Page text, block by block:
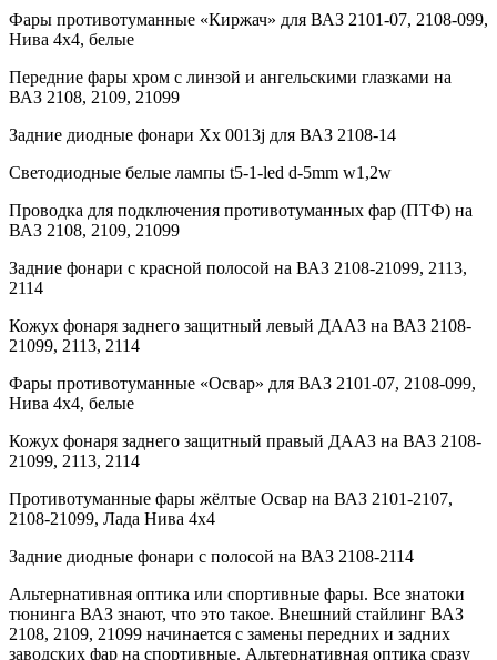
Фары противотуманные «Киржач» для ВАЗ 2101-07, 2108-099,
Нива 4х4, белые
Передние фары хром с линзой и ангельскими глазками на
ВАЗ 2108, 2109, 21099
Задние диодные фонари Хx 0013j для ВАЗ 2108-14
Светодиодные белые лампы t5-1-led d-5mm w1,2w
Проводка для подключения противотуманных фар (ПТФ) на
ВАЗ 2108, 2109, 21099
Задние фонари с красной полосой на ВАЗ 2108-21099, 2113,
2114
Кожух фонаря заднего защитный левый ДААЗ на ВАЗ 2108-
21099, 2113, 2114
Фары противотуманные «Освар» для ВАЗ 2101-07, 2108-099,
Нива 4х4, белые
Кожух фонаря заднего защитный правый ДААЗ на ВАЗ 2108-
21099, 2113, 2114
Противотуманные фары жёлтые Освар на ВАЗ 2101-2107,
2108-21099, Лада Нива 4х4
Задние диодные фонари с полосой на ВАЗ 2108-2114
Альтернативная оптика или спортивные фары. Все знатоки
тюнинга ВАЗ знают, что это такое. Внешний стайлинг ВАЗ
2108, 2109, 21099 начинается с замены передних и задних
заводских фар на спортивные. Альтернативная оптика сразу